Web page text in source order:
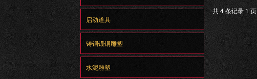
共 4 条记录 1 页
启动道具
铸铜锻铜雕塑
水泥雕塑